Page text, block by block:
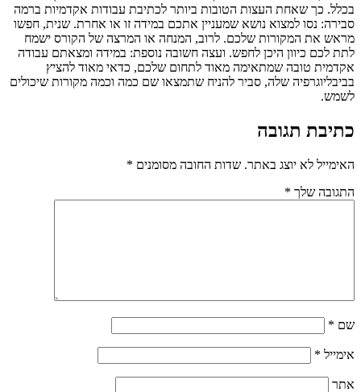
בכלל. כך שאחת העצות הטובות ביותר לכתיבת עבודות אקדמיות ברמה
סבירה: נסו למצוא נושא שמעניין אתכם במידה זו או אחרת. שנית, חפשו
מראש את המקורות שלכם. לרוב, המנחה או המרצה של הקורס ישמח
לתת לכם כיוון היכן לחפש. ועצה חשובה נוספת: במידה ומצאתם עבודה
אקדמית טובה שמתאימה מאוד לתחום שלכם, כדאי מאוד להציץ
בביבליוגרפיה שלה, סביר להניח שתמצאו שם כמה וכמה מקורות שיכולים
לשמש.
כתיבת תגובה
האימייל לא יוצג באתר. שדות החובה מסומנים *
התגובה שלך *
שם *
אימייל *
אתר